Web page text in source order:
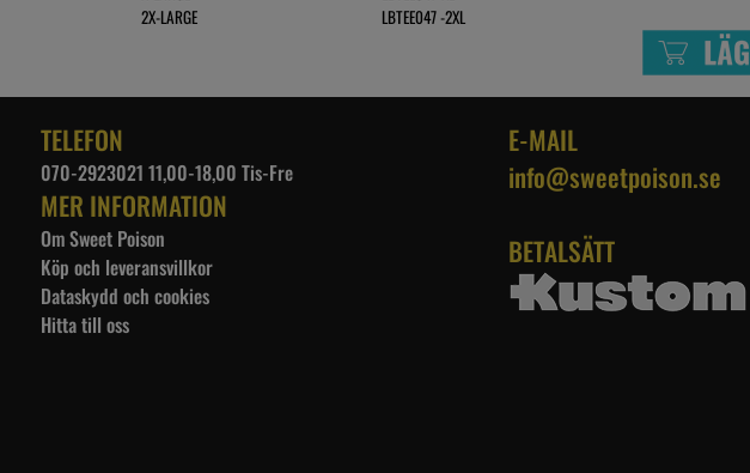
2X-LARGE
LBTEE047 -2XL
TELEFON
070-2923021 11,00-18,00 Tis-Fre
MER INFORMATION
Om Sweet Poison
Köp och leveransvillkor
Dataskydd och cookies
Hitta till oss
E-MAIL
info@sweetpoison.se
BETALSÄTT